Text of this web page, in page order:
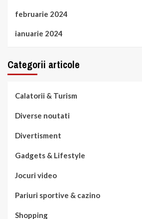
februarie 2024
ianuarie 2024
Categorii articole
Calatorii & Turism
Diverse noutati
Divertisment
Gadgets & Lifestyle
Jocuri video
Pariuri sportive & cazino
Shopping